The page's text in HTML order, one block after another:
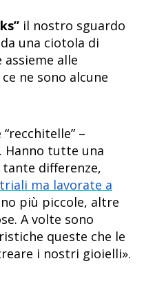
il nostro sguardo
una ciotola di
alle
ne sono alcune
–
Hanno tutte una
differenze,
ma lavorate a
più piccole, altre
A volte sono
queste che le
i nostri gioielli».